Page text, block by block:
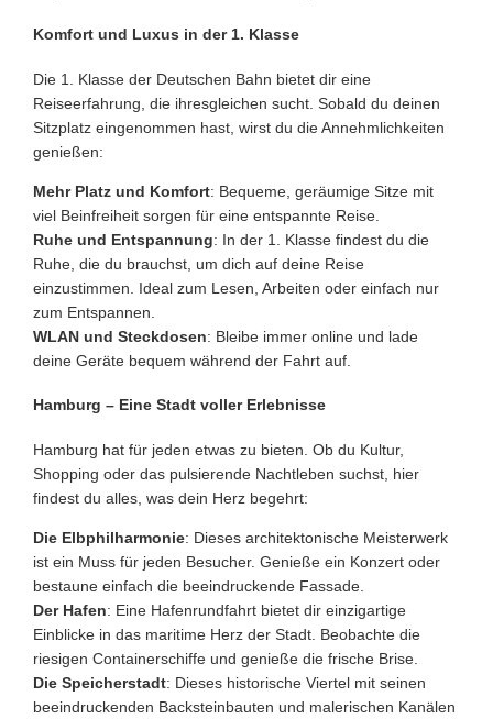
Komfort und Luxus in der 1. Klasse
Die 1. Klasse der Deutschen Bahn bietet dir eine
Reiseerfahrung, die ihresgleichen sucht. Sobald du deinen
Sitzplatz eingenommen hast, wirst du die Annehmlichkeiten
genießen:
Mehr Platz und Komfort: Bequeme, geräumige Sitze mit
viel Beinfreiheit sorgen für eine entspannte Reise.
Ruhe und Entspannung: In der 1. Klasse findest du die
Ruhe, die du brauchst, um dich auf deine Reise
einzustimmen. Ideal zum Lesen, Arbeiten oder einfach nur
zum Entspannen.
WLAN und Steckdosen: Bleibe immer online und lade
deine Geräte bequem während der Fahrt auf.
Hamburg – Eine Stadt voller Erlebnisse
Hamburg hat für jeden etwas zu bieten. Ob du Kultur,
Shopping oder das pulsierende Nachtleben suchst, hier
findest du alles, was dein Herz begehrt:
Die Elbphilharmonie: Dieses architektonische Meisterwerk
ist ein Muss für jeden Besucher. Genieße ein Konzert oder
bestaune einfach die beeindruckende Fassade.
Der Hafen: Eine Hafenrundfahrt bietet dir einzigartige
Einblicke in das maritime Herz der Stadt. Beobachte die
riesigen Containerschiffe und genieße die frische Brise.
Die Speicherstadt: Dieses historische Viertel mit seinen
beeindruckenden Backsteinbauten und malerischen Kanälen